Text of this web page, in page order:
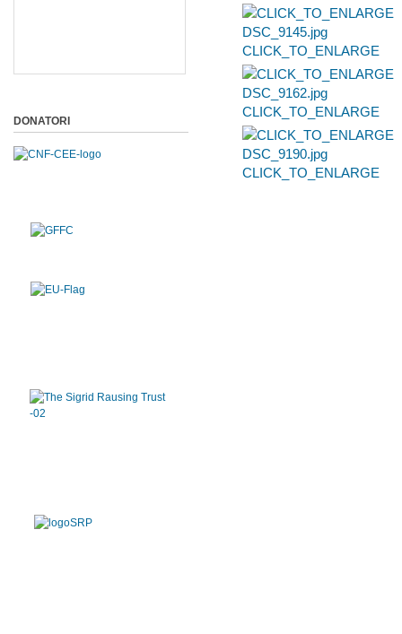
CLICK_TO_ENLARGE
CLICK_TO_ENLARGE
CLICK_TO_ENLARGE
DONATORI